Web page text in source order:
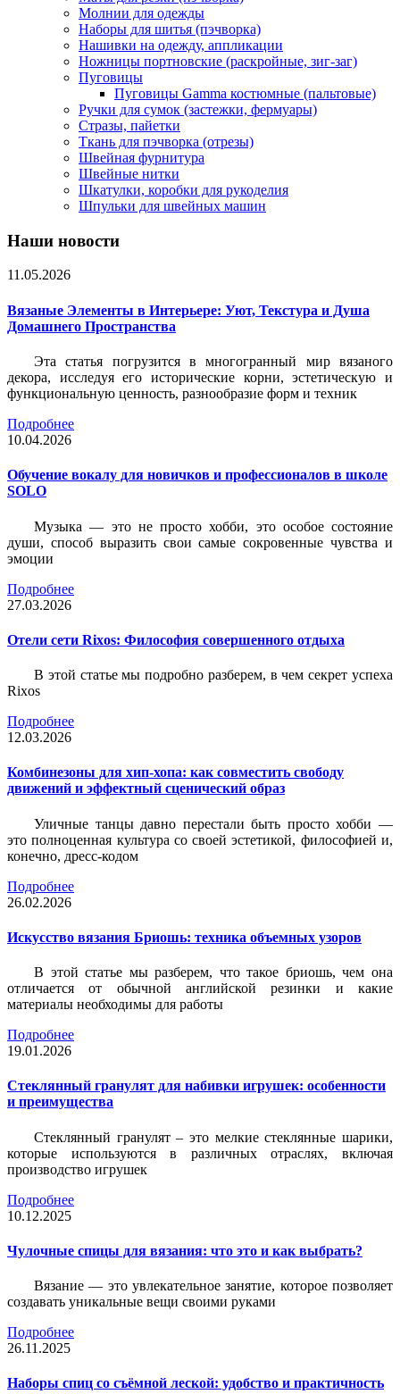
Молнии для одежды
Наборы для шитья (пэчворка)
Нашивки на одежду, аппликации
Ножницы портновские (раскройные, зиг-заг)
Пуговицы
Пуговицы Gamma костюмные (пальтовые)
Ручки для сумок (застежки, фермуары)
Стразы, пайетки
Ткань для пэчворка (отрезы)
Швейная фурнитура
Швейные нитки
Шкатулки, коробки для рукоделия
Шпульки для швейных машин
Наши новости
11.05.2026
Вязаные Элементы в Интерьере: Уют, Текстура и Душа
Домашнего Пространства
Эта статья погрузится в многогранный мир вязаного
декора, исследуя его исторические корни, эстетическую и
функциональную ценность, разнообразие форм и техник
Подробнее
10.04.2026
Обучение вокалу для новичков и профессионалов в школе
SOLO
Музыка — это не просто хобби, это особое состояние
души, способ выразить свои самые сокровенные чувства и
эмоции
Подробнее
27.03.2026
Отели сети Rixos: Философия совершенного отдыха
В этой статье мы подробно разберем, в чем секрет успеха
Rixos
Подробнее
12.03.2026
Комбинезоны для хип-хопа: как совместить свободу
движений и эффектный сценический образ
Уличные танцы давно перестали быть просто хобби —
это полноценная культура со своей эстетикой, философией и,
конечно, дресс-кодом
Подробнее
26.02.2026
Искусство вязания Бриошь: техника объемных узоров
В этой статье мы разберем, что такое бриошь, чем она
отличается от обычной английской резинки и какие
материалы необходимы для работы
Подробнее
19.01.2026
Стеклянный гранулят для набивки игрушек: особенности
и преимущества
Стеклянный гранулят – это мелкие стеклянные шарики,
которые используются в различных отраслях, включая
производство игрушек
Подробнее
10.12.2025
Чулочные спицы для вязания: что это и как выбрать?
Вязание — это увлекательное занятие, которое позволяет
создавать уникальные вещи своими руками
Подробнее
26.11.2025
Наборы спиц со съёмной леской: удобство и практичность